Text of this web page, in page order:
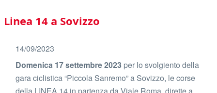
Main
navigation
Linea 14 a Sovizzo
14/09/2023
Domenica 17 settembre 2023 per lo svolgiento della
gara ciclistica “Piccola Sanremo” a Sovizzo, le corse